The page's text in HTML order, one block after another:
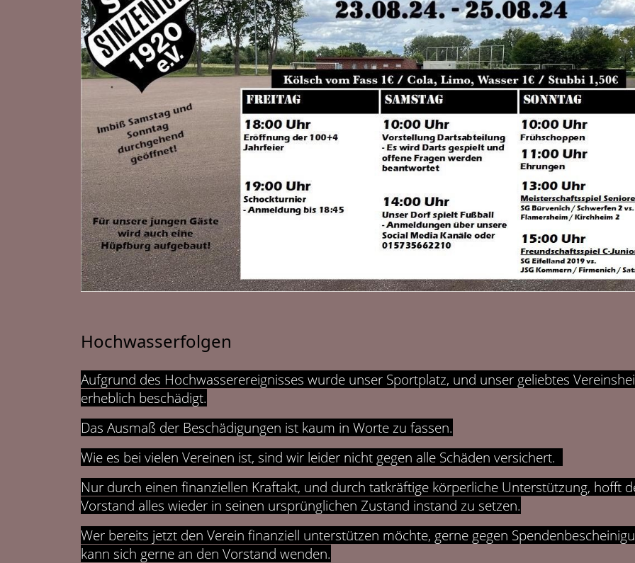
Hochwasserfolgen
Aufgrund des Hochwasserereignisses wurde unser Sportplatz, und unser geliebtes
erheblich beschädigt.
Das Ausmaß der Beschädigungen ist kaum in Worte zu fassen.
Wie es bei vielen Vereinen ist, sind wir leider nicht gegen alle Schäden versichert.
Nur durch einen finanziellen Kraftakt, und durch tatkräftige körperliche Unterstützung, hofft
Vorstand alles wieder in seinen ursprünglichen Zustand instand zu setzen.
Wer bereits jetzt den Verein finanziell unterstützen möchte, gerne gegen
kann sich gerne an den Vorstand wenden.